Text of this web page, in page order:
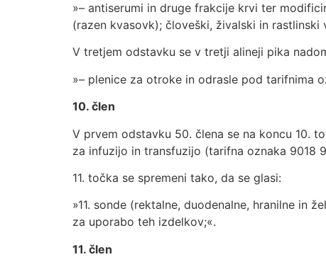
»– antiserumi in druge frakcije krvi ter
(razen kvasovk); človeški, živalski in
V tretjem odstavku se v tretji alineji pika
»– plenice za otroke in odrasle pod tarifnima
10. člen
V prvem odstavku 50. člena se na koncu 10.
za infuzijo in transfuzijo (tarifna oznaka 9018
11. točka se spremeni tako, da se glasi:
»11. sonde (rektalne, duodenalne, hranilne in
za uporabo teh izdelkov;«.
11. člen